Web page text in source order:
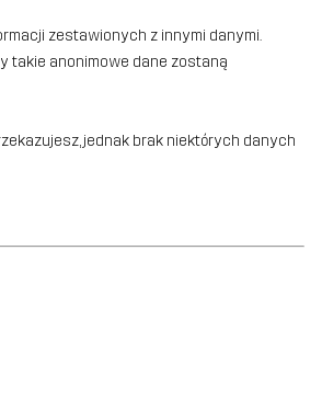
zestawionych z innymi danymi.
takie anonimowe dane zostaną
jednak brak niektórych danych